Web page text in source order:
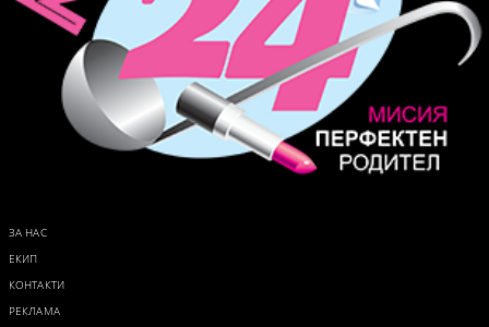
ЗА НАС
ЕКИП
КОНТАКТИ
РЕКЛАМА